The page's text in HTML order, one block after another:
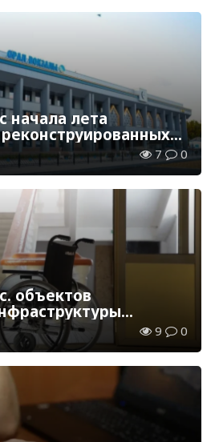
начала лета
вокзалов
7 0
объектов
для лиц с
9 0